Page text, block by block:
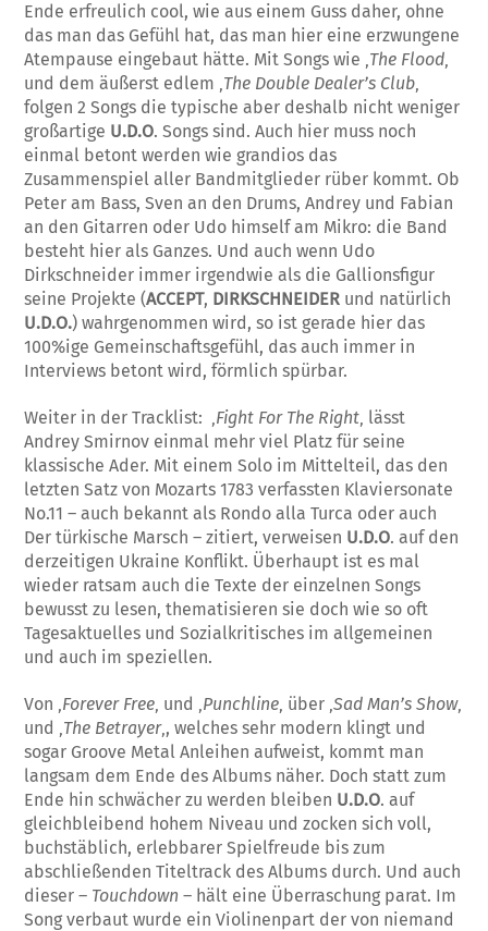
Ende erfreulich cool, wie aus einem Guss daher, ohne
das man das Gefühl hat, das man hier eine erzwungene
Atempause eingebaut hätte. Mit Songs wie ‚The Flood‚
und dem äußerst edlem ‚The Double Dealer’s Club‚
folgen 2 Songs die typische aber deshalb nicht weniger
großartige U.D.O. Songs sind. Auch hier muss noch
einmal betont werden wie grandios das
Zusammenspiel aller Bandmitglieder rüber kommt. Ob
Peter am Bass, Sven an den Drums, Andrey und Fabian
an den Gitarren oder Udo himself am Mikro: die Band
besteht hier als Ganzes. Und auch wenn Udo
Dirkschneider immer irgendwie als die Gallionsfigur
seine Projekte (ACCEPT, DIRKSCHNEIDER und natürlich
U.D.O.) wahrgenommen wird, so ist gerade hier das
100%ige Gemeinschaftsgefühl, das auch immer in
Interviews betont wird, förmlich spürbar.
Weiter in der Tracklist: ‚Fight For The Right‚ lässt
Andrey Smirnov einmal mehr viel Platz für seine
klassische Ader. Mit einem Solo im Mittelteil, das den
letzten Satz von Mozarts 1783 verfassten Klaviersonate
No.11 – auch bekannt als Rondo alla Turca oder auch
Der türkische Marsch – zitiert, verweisen U.D.O. auf den
derzeitigen Ukraine Konflikt. Überhaupt ist es mal
wieder ratsam auch die Texte der einzelnen Songs
bewusst zu lesen, thematisieren sie doch wie so oft
Tagesaktuelles und Sozialkritisches im allgemeinen
und auch im speziellen.
Von ‚Forever Free‚ und ‚Punchline‚ über ‚Sad Man’s Show‚
und ‚The Betrayer‚, welches sehr modern klingt und
sogar Groove Metal Anleihen aufweist, kommt man
langsam dem Ende des Albums näher. Doch statt zum
Ende hin schwächer zu werden bleiben U.D.O. auf
gleichbleibend hohem Niveau und zocken sich voll,
buchstäblich, erlebbarer Spielfreude bis zum
abschließenden Titeltrack des Albums durch. Und auch
dieser – Touchdown – hält eine Überraschung parat. Im
Song verbaut wurde ein Violinenpart der von niemand